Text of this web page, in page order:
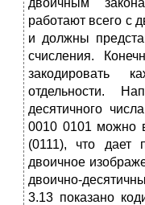
работают всего с
и должны
счисления.
закодировать
отдельности.
десятичного
0010 0101 можно
(0111), что дает
двоичное
двоично-
3.13 показано